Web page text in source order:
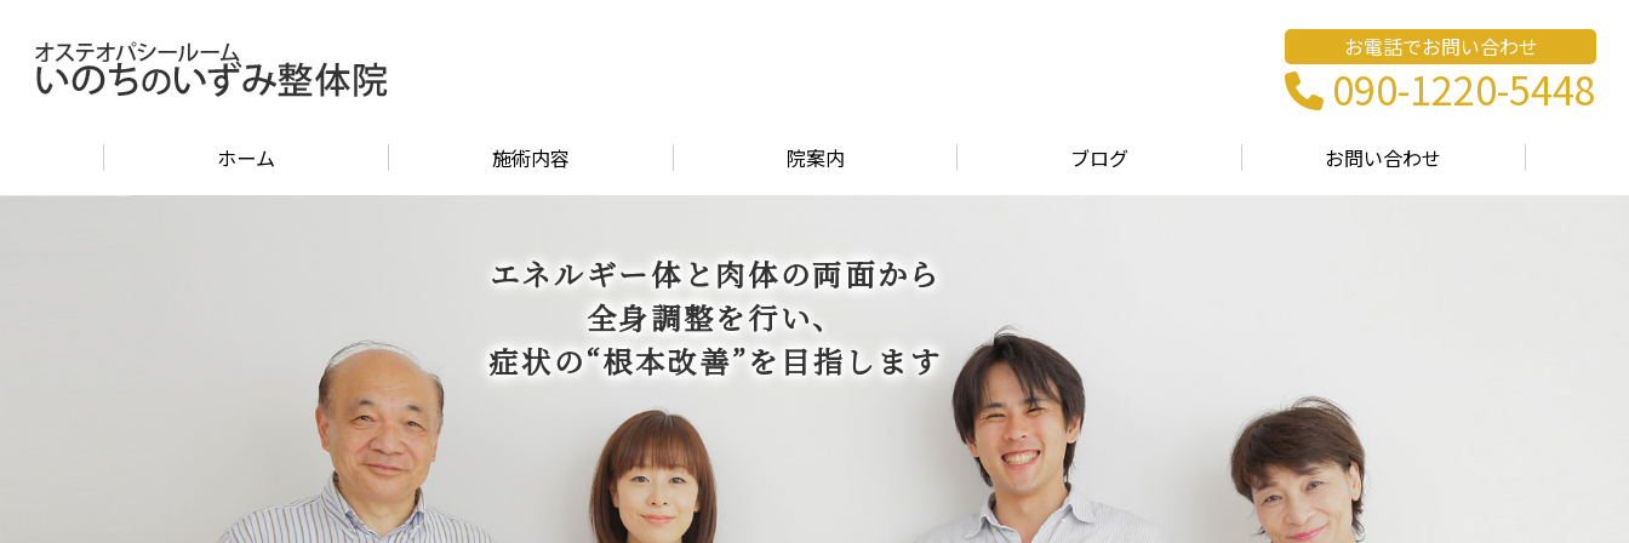
お電話でお問い合わせ
090-1220-5448
ホーム 施術内容 院案内 ブログ お問い合わせ
エネルギー体と肉体の両面から
全身調整を行い、
症状の“根本改善”を目指します